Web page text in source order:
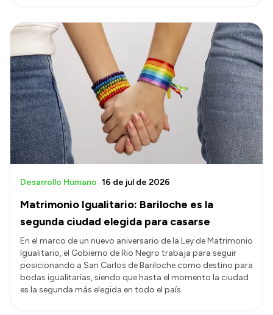
Matrimonio Igualitario: Bariloche es la
segunda ciudad elegida para casarse
Desarrollo Humano 16 de jul de 2026
En el marco de un nuevo aniversario de la Ley de Matrimonio
Igualitario, el Gobierno de Rio Negro trabaja para seguir
posicionando a San Carlos de Bariloche como destino para
bodas igualitarias, siendo que hasta el momento la ciudad
es la segunda más elegida en todo el país.